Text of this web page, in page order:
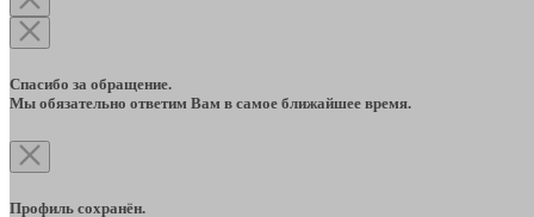
Спасибо за обращение.
Мы обязательно ответим Вам в самое ближайшее время.
Профиль сохранён.